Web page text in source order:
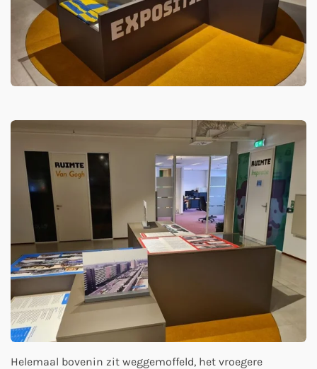
Helemaal bovenin zit weggemoffeld, het vroegere